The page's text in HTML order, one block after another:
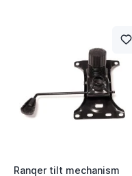
Ranqer tilt mechanism